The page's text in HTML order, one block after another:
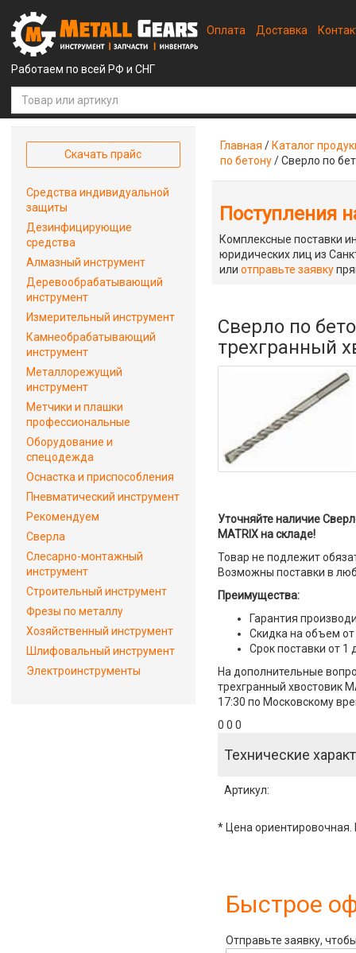
Работаем по всей РФ и СНГ
Оплата Доставка
Главная / Каталог
по бетону/Сверло по
Поступления
Комплексные поставки
юридических лиц из
илиотправьте заявку
Сверло по
трехгранный
Уточняйте наличие
MATRIX на складе!
Товар не подлежит
Возможны поставки в
Преимущества:
Гарантия
Скидка на объем от
Срок поставки от 1
На дополнительные
трехгранный хвостовик
17:30 по Московскому
0 0 0
Технические
Артикул:
* Цена ориентировочная.
Быстрое
Отправьте заявку,
Скачать прайс
Средства индивидуальной
защиты
Дезинфицирующие
средства
Алмазный инструмент
Деревообрабатывающий
инструмент
Измерительный инструмент
Камнеобрабатывающий
инструмент
Металлорежущий
инструмент
Метчики и плашки
профессиональные
Оборудование и
спецодежда
Оснастка и приспособления
Пневматический инструмент
Рекомендуем
Сверла
Слесарно-монтажный
инструмент
Строительный инструмент
Фрезы по металлу
Хозяйственный инструмент
Шлифовальный инструмент
Электроинструменты